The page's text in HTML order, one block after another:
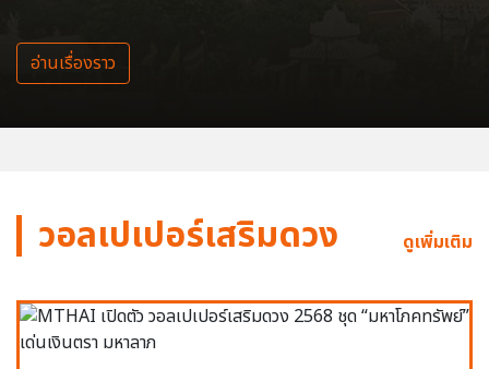
อ่านเรื่องราว
วอลเปเปอร์เสริมดวง ดูเพิ่มเติม